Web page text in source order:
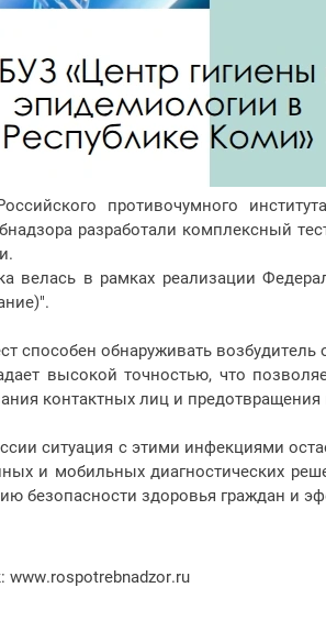
противочумного
разработали комплексный
велась в рамках реализации
способен обнаруживать
высокой точностью, что
контактных лиц и
ситуация с этими инфекциями
и мобильных диагностических
безопасности здоровья граждан и
www.rospotrebnadzor.ru